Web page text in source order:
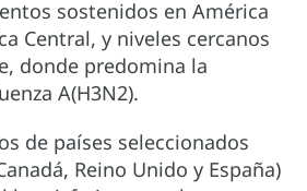
sostenidos en América
Central, y niveles cercanos
donde predomina la
A(H3N2).
de países seleccionados
Reino Unido y España)